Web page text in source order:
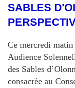
SABLES
Ce mercredi
Audience
des Sables
consacrée au